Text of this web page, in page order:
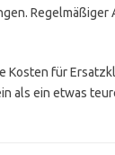
Regelmäßiger
Kosten für
als ein etwas